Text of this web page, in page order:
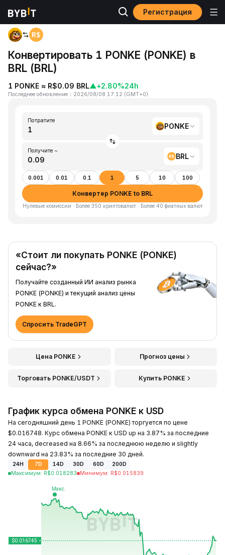
Регистрация
Главная
Конвертировать 1 PONKE (PONKE) в
BRL (BRL)
1 PONKE ≈ R$0.09 BRL▲+2.80%24h
Последнее обновление ： 2026/08/08 17:12 (GMT+0)
Потратите
PONKE
Получите ~
BRL
0.001 0.01 0.1 1 5 10 100
Конвертер PONKE to BRL
Нулевые комиссии · Более 350 криптовалют · Более 40 фиатных валют
«Стоит ли покупать PONKE (PONKE)
сейчас?»
Получайте созданный ИИ анализ рынка
PONKE (PONKE) и текущий анализ цены
PONKE к BRL.
Спросить TradeGPT
Цена PONKE Прогноз цены
Торговать PONKE/USDT Купить PONKE
График курса обмена PONKE к USD
На сегодняшний день 1 PONKE (PONKE) торгуется по цене
$0.016748. Курс обмена PONKE к USD up на 3.87% за последние
24 часа, decreased на 8.66% за последнюю неделю и slightly
downward на 23.83% за последние 30 дней.
24H 7D 14D 30D 60D
200D
Максимум: R$0.018283 Минимум: R$0.015839